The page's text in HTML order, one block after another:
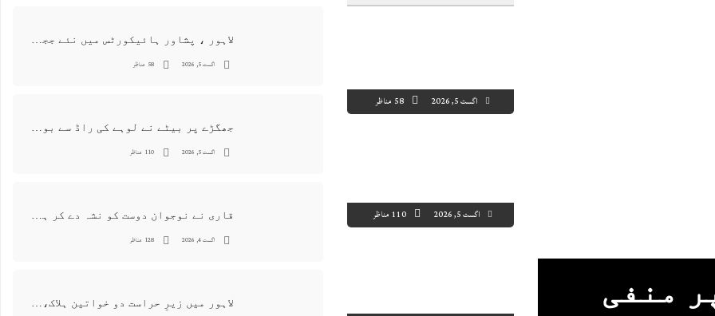
اگست 5, 2026 58 مناظر
اگست 5, 2026 110 مناظر
منفی
لاہور ، پشاور ہائیکورٹس میں نئے ججز کی تعیناتی اور مستقلی التواء کا شکار
اگست 5, 2026 58 مناظر
جھگڑے پر بیٹے نے لوہے کی راڈ سے بوڑھی ماں اور ہمسائی کو قتل کردیا
اگست 5, 2026 110 مناظر
قاری نے نوجوان دوست کو نشہ دے کر ہوس کا نشانہ بنا دیا، مقدمہ درج
اگست 4, 2026 128 مناظر
لاہور میں زیرِ حراست دو خواتین ہلاک، واقعے کی انکوائری شروع کر دی گئی